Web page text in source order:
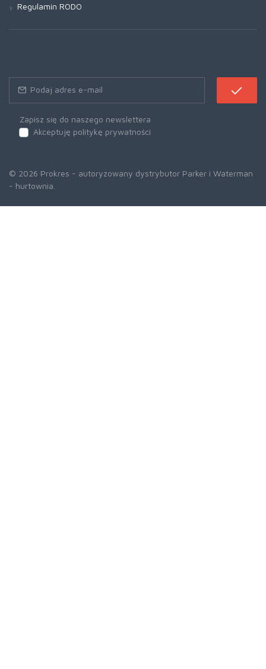
Regulamin RODO
Zapisz się do naszego newslettera
Akceptuję politykę prywatności
© 2026 Prokres - autoryzowany dystrybutor Parker i Waterman
- hurtownia.